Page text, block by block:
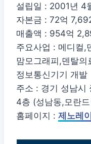
설립일 : 2001년 4
자본금 : 72억
매출액 : 954억
주요사업 : 메디컬,
맘모그래피,덴탈
정보통신기기 개발
주소 : 경기 성남시
4층 (성남동,모란
홈페이지 : 제노레이